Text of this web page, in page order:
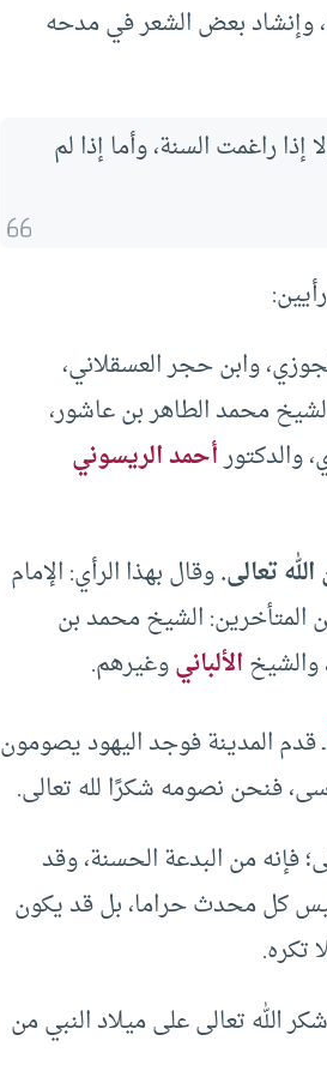
وإنشاد بعض الشعر في مدحه
راغمت السنة، وأما إذا لم
وابن حجر العسقلاني،
محمد الطاهر بن عاشور،
أحمد الريسوني
تعالى.وقال بهذا الرأي: الإمام
المتأخرين: الشيخ محمد بن
والشيخالألبانيوغيرهم.
ـ قدم المدينة فوجد اليهود يصومون
فنحن نصومه شكرًا لله تعالى.
فإنه من البدعة الحسنة، وقد
كل محدث حراما، بل قد يكون
تكره.
الله تعالى على ميلاد النبي من